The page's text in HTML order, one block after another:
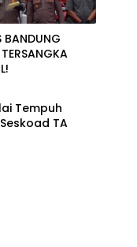
BANDUNG
Tempuh
TA